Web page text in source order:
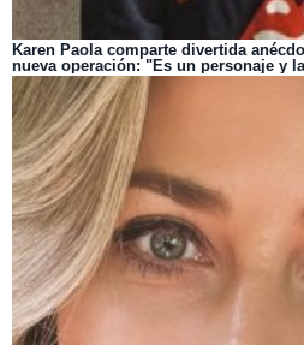
Karen Paola comparte divertida
nueva operación: "Es un personaje y